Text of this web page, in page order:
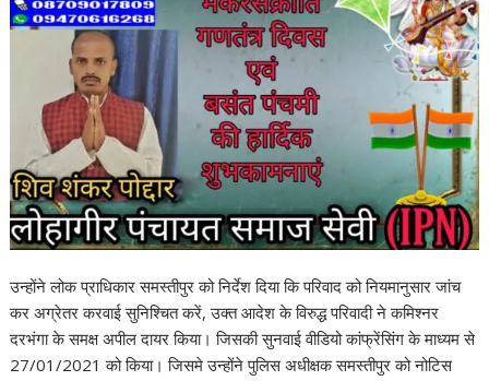
उन्होंने लोक प्राधिकार समस्तीपुर को निर्देश दिया कि परिवाद को नियमानुसार जांच
कर अग्रेतर करवाई सुनिश्चित करें, उक्त आदेश के विरुद्ध परिवादी ने कमिश्नर
दरभंगा के समक्ष अपील दायर किया। जिसकी सुनवाई वीडियो कांफ्रेंसिंग के माध्यम से
27/01/2021 को किया। जिसमे उन्होंने पुलिस अधीक्षक समस्तीपुर को नोटिस